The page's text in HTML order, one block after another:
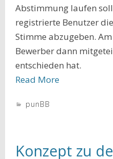
Abstimmung laufen
registrierte Benutzer
Stimme abzugeben.
Bewerber dann
entschieden hat.
Read More
punBB
Konzept zu